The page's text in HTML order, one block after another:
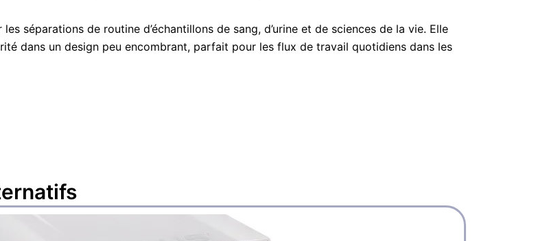
les séparations de routine d’échantillons de sang, d’urine et de sciences de la vie. Elle
dans un design peu encombrant, parfait pour les flux de travail quotidiens dans les